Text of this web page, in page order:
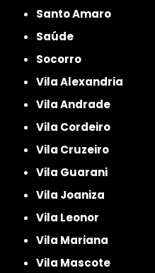
Santo Amaro
Saúde
Socorro
Vila Alexandria
Vila Andrade
Vila Cordeiro
Vila Cruzeiro
Vila Guarani
Vila Joaniza
Vila Leonor
Vila Mariana
Vila Mascote